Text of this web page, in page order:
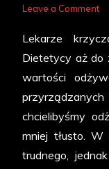
Leave a Commenton
–
z
Lekarze
Dietetycy aż do
wartości
chcielibyśmy
mniej tłusto.
trudnego,